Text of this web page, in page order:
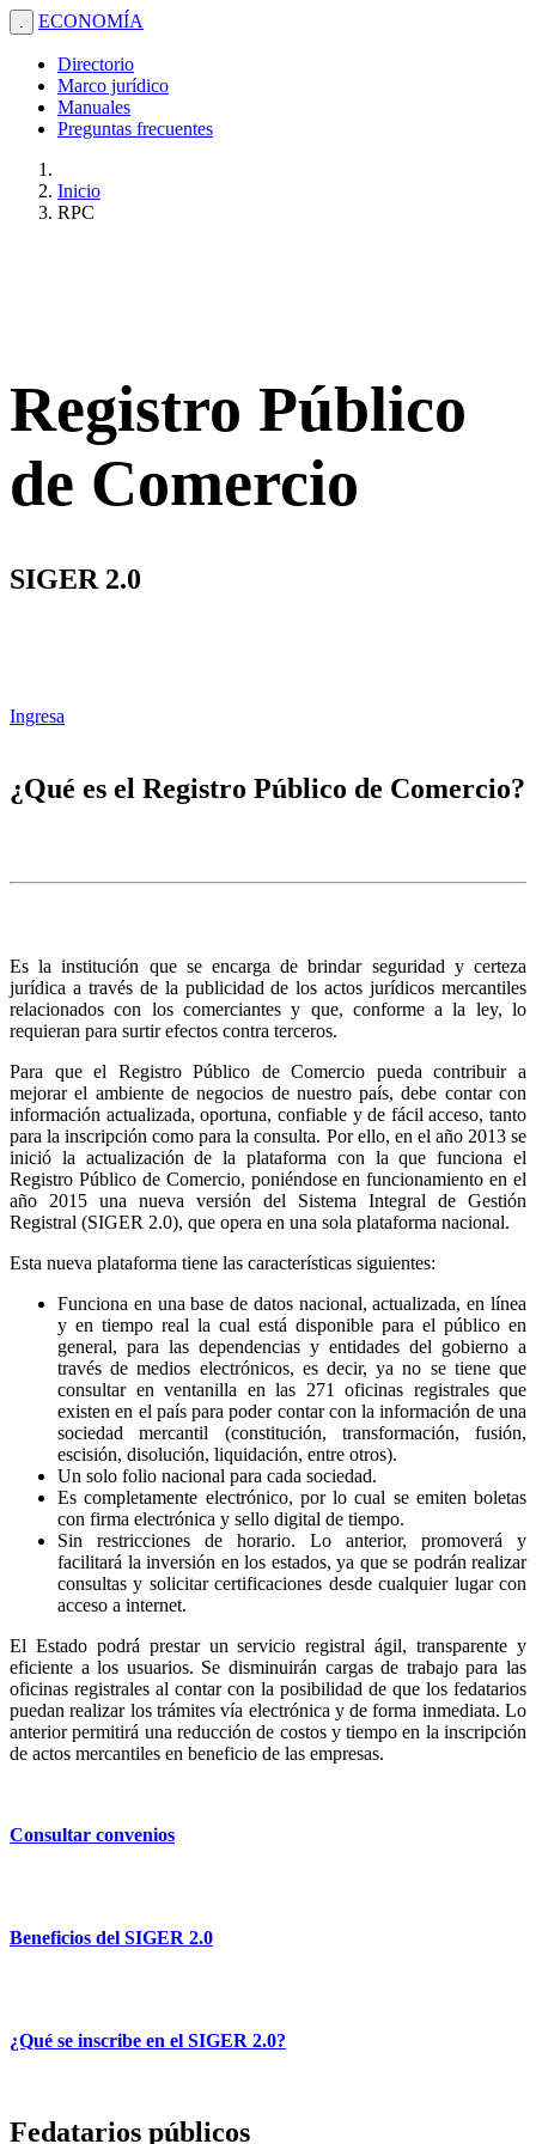
. ECONOMÍA
Directorio
Marco jurídico
Manuales
Preguntas frecuentes
Inicio
RPC
Registro Público
de Comercio
SIGER 2.0
Ingresa
¿Qué es el Registro Público de Comercio?
Es la institución que se encarga de brindar seguridad y certeza
jurídica a través de la publicidad de los actos jurídicos mercantiles
relacionados con los comerciantes y que, conforme a la ley, lo
requieran para surtir efectos contra terceros.
Para que el Registro Público de Comercio pueda contribuir a
mejorar el ambiente de negocios de nuestro país, debe contar con
información actualizada, oportuna, confiable y de fácil acceso, tanto
para la inscripción como para la consulta. Por ello, en el año 2013 se
inició la actualización de la plataforma con la que funciona el
Registro Público de Comercio, poniéndose en funcionamiento en el
año 2015 una nueva versión del Sistema Integral de Gestión
Registral (SIGER 2.0), que opera en una sola plataforma nacional.
Esta nueva plataforma tiene las características siguientes:
Funciona en una base de datos nacional, actualizada, en línea
y en tiempo real la cual está disponible para el público en
general, para las dependencias y entidades del gobierno a
través de medios electrónicos, es decir, ya no se tiene que
consultar en ventanilla en las 271 oficinas registrales que
existen en el país para poder contar con la información de una
sociedad mercantil (constitución, transformación, fusión,
escisión, disolución, liquidación, entre otros).
Un solo folio nacional para cada sociedad.
Es completamente electrónico, por lo cual se emiten boletas
con firma electrónica y sello digital de tiempo.
Sin restricciones de horario. Lo anterior, promoverá y
facilitará la inversión en los estados, ya que se podrán realizar
consultas y solicitar certificaciones desde cualquier lugar con
acceso a internet.
El Estado podrá prestar un servicio registral ágil, transparente y
eficiente a los usuarios. Se disminuirán cargas de trabajo para las
oficinas registrales al contar con la posibilidad de que los fedatarios
puedan realizar los trámites vía electrónica y de forma inmediata. Lo
anterior permitirá una reducción de costos y tiempo en la inscripción
de actos mercantiles en beneficio de las empresas.
Consultar convenios
Beneficios del SIGER 2.0
¿Qué se inscribe en el SIGER 2.0?
Fedatarios públicos